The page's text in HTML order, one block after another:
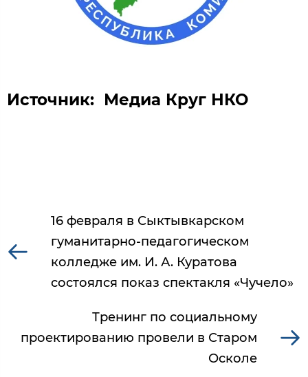
Источник: Медиа Круг НКО
16 февраля в Сыктывкарском
гуманитарно-педагогическом
колледже им. И. А. Куратова
состоялся показ спектакля «Чучело»
Тренинг по социальному
проектированию провели в Старом
Осколе